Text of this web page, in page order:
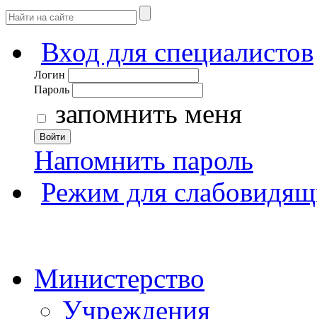
Вход для специалистов
Логин
Пароль
запомнить меня
Войти
Напомнить пароль
Режим для
Министерство
Учреждения